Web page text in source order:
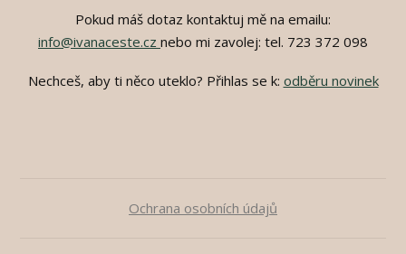
Pokud máš dotaz kontaktuj mě na emailu:
info@ivanaceste.cz nebo mi zavolej: tel. 723 372 098
Nechceš, aby ti něco uteklo? Přihlas se k: odběru novinek
Ochrana osobních údajů